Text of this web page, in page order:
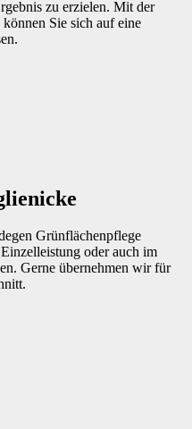
zu erzielen. Mit der
Sie sich auf eine
Grünflächenpflege
oder auch im
Gerne übernehmen wir für